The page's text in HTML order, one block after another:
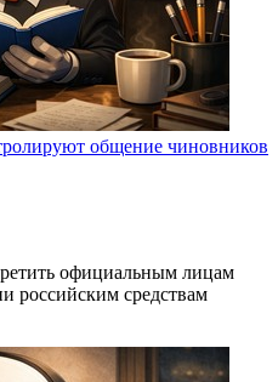
общение чиновников
официальным лицам
российским средствам